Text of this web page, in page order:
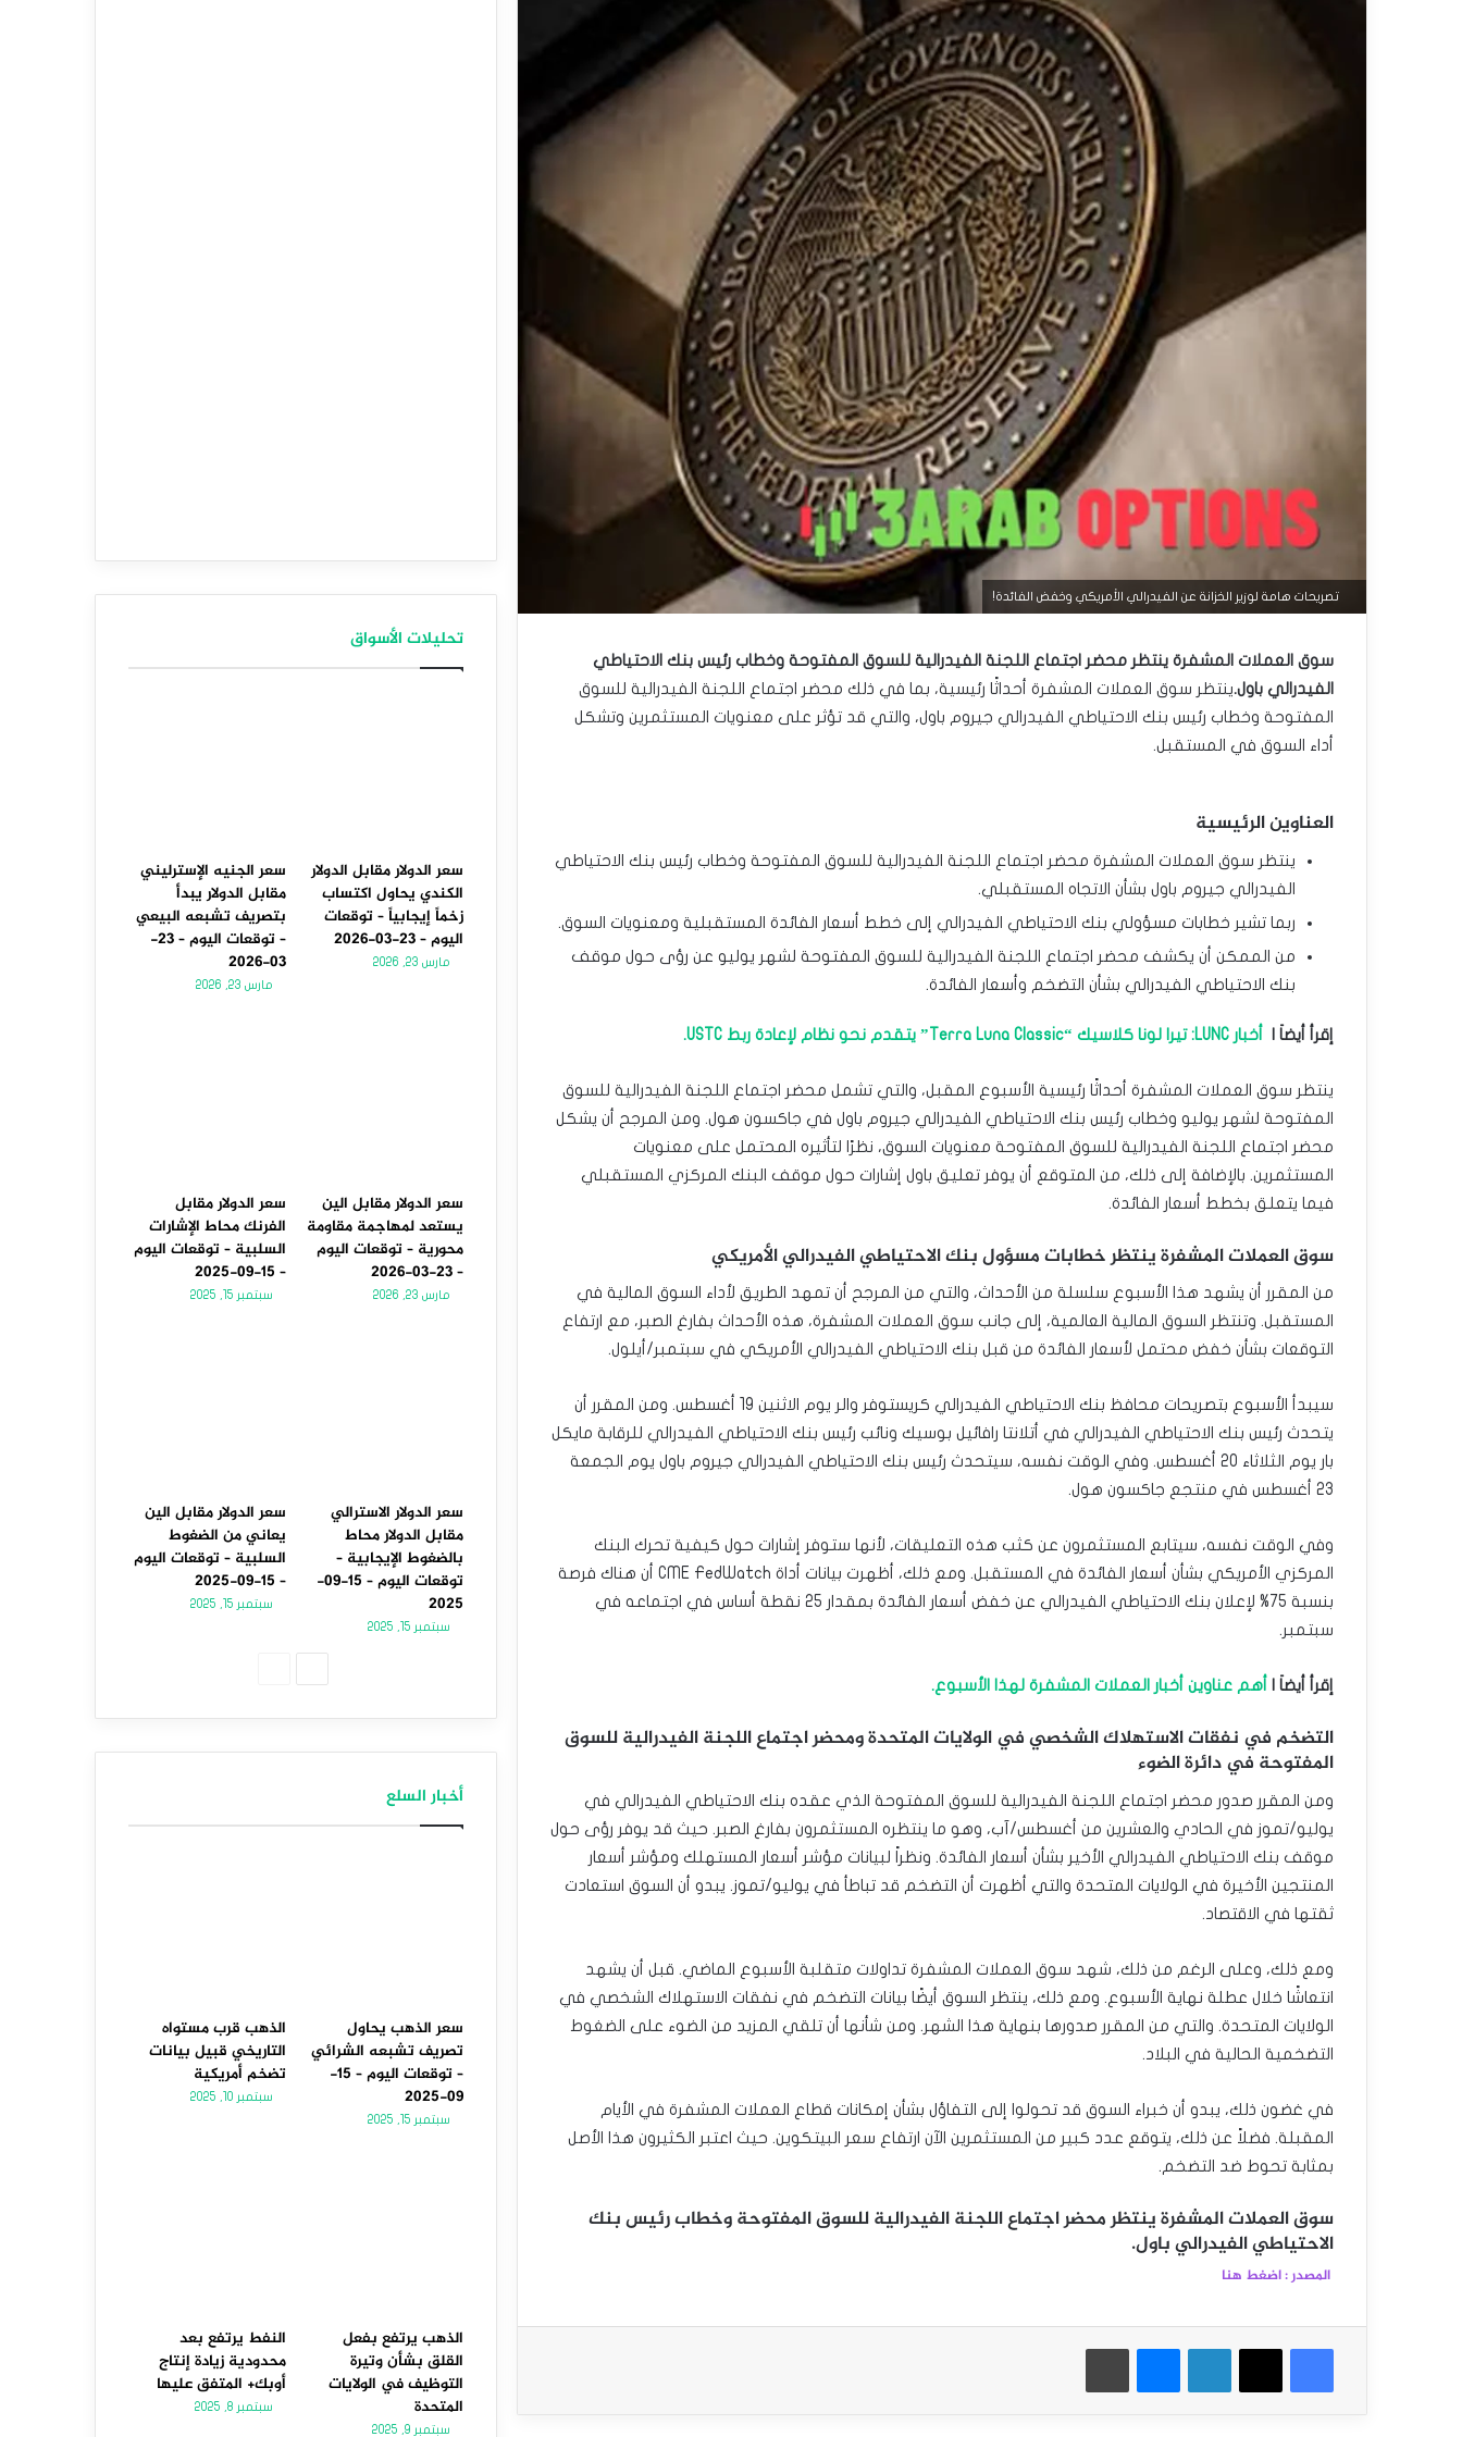
تصريحات هامة لوزير الخزانة عن الفيدرالي الأمريكي وخفض الفائدة!
سوق العملات المشفرة ينتظر محضر اجتماع اللجنة الفيدرالية للسوق المفتوحة وخطاب رئيس بنك الاحتياطي
الفيدرالي باول.ينتظر سوق العملات المشفرة أحداثًا رئيسية، بما في ذلك محضر اجتماع اللجنة الفيدرالية للسوق
المفتوحة وخطاب رئيس بنك الاحتياطي الفيدرالي جيروم باول، والتي قد تؤثر على معنويات المستثمرين وتشكل
أداء السوق في المستقبل.
العناوين الرئيسية
ينتظر سوق العملات المشفرة محضر اجتماع اللجنة الفيدرالية للسوق المفتوحة وخطاب رئيس بنك الاحتياطي
الفيدرالي جيروم باول بشأن الاتجاه المستقبلي.
ربما تشير خطابات مسؤولي بنك الاحتياطي الفيدرالي إلى خطط أسعار الفائدة المستقبلية ومعنويات السوق.
من الممكن أن يكشف محضر اجتماع اللجنة الفيدرالية للسوق المفتوحة لشهر يوليو عن رؤى حول موقف
بنك الاحتياطي الفيدرالي بشأن التضخم وأسعار الفائدة.
إقرأ أيضاَ | أخبار LUNC: تيرا لونا كلاسيك “Terra Luna Classic” يتقدم نحو نظام لإعادة ربط USTC.
ينتظر سوق العملات المشفرة أحداثًا رئيسية الأسبوع المقبل، والتي تشمل محضر اجتماع اللجنة الفيدرالية للسوق
المفتوحة لشهر يوليو وخطاب رئيس بنك الاحتياطي الفيدرالي جيروم باول في جاكسون هول. ومن المرجح أن يشكل
محضر اجتماع اللجنة الفيدرالية للسوق المفتوحة معنويات السوق، نظرًا لتأثيره المحتمل على معنويات
المستثمرين. بالإضافة إلى ذلك، من المتوقع أن يوفر تعليق باول إشارات حول موقف البنك المركزي المستقبلي
فيما يتعلق بخطط أسعار الفائدة.
سوق العملات المشفرة ينتظر خطابات مسؤول بنك الاحتياطي الفيدرالي الأمريكي
من المقرر أن يشهد هذا الأسبوع سلسلة من الأحداث، والتي من المرجح أن تمهد الطريق لأداء السوق المالية في
المستقبل. وتنتظر السوق المالية العالمية، إلى جانب سوق العملات المشفرة، هذه الأحداث بفارغ الصبر، مع ارتفاع
التوقعات بشأن خفض محتمل لأسعار الفائدة من قبل بنك الاحتياطي الفيدرالي الأمريكي في سبتمبر/أيلول.
سيبدأ الأسبوع بتصريحات محافظ بنك الاحتياطي الفيدرالي كريستوفر والر يوم الاثنين 19 أغسطس. ومن المقرر أن
يتحدث رئيس بنك الاحتياطي الفيدرالي في أتلانتا رافائيل بوسيك ونائب رئيس بنك الاحتياطي الفيدرالي للرقابة مايكل
بار يوم الثلاثاء 20 أغسطس. وفي الوقت نفسه، سيتحدث رئيس بنك الاحتياطي الفيدرالي جيروم باول يوم الجمعة
23 أغسطس في منتجع جاكسون هول.
وفي الوقت نفسه، سيتابع المستثمرون عن كثب هذه التعليقات، لأنها ستوفر إشارات حول كيفية تحرك البنك
المركزي الأمريكي بشأن أسعار الفائدة في المستقبل. ومع ذلك، أظهرت بيانات أداة CME FedWatch أن هناك فرصة
بنسبة 75% لإعلان بنك الاحتياطي الفيدرالي عن خفض أسعار الفائدة بمقدار 25 نقطة أساس في اجتماعه في
سبتمبر.
إقرأ أيضاَ | أهم عناوين أخبار العملات المشفرة لهذا الأسبوع.
التضخم في نفقات الاستهلاك الشخصي في الولايات المتحدة ومحضر اجتماع اللجنة الفيدرالية للسوق
المفتوحة في دائرة الضوء
ومن المقرر صدور محضر اجتماع اللجنة الفيدرالية للسوق المفتوحة الذي عقده بنك الاحتياطي الفيدرالي في
يوليو/تموز في الحادي والعشرين من أغسطس/آب، وهو ما ينتظره المستثمرون بفارغ الصبر. حيث قد يوفر رؤى حول
موقف بنك الاحتياطي الفيدرالي الأخير بشأن أسعار الفائدة. ونظراً لبيانات مؤشر أسعار المستهلك ومؤشر أسعار
المنتجين الأخيرة في الولايات المتحدة والتي أظهرت أن التضخم قد تباطأ في يوليو/تموز. يبدو أن السوق استعادت
ثقتها في الاقتصاد.
ومع ذلك، وعلى الرغم من ذلك، شهد سوق العملات المشفرة تداولات متقلبة الأسبوع الماضي. قبل أن يشهد
انتعاشًا خلال عطلة نهاية الأسبوع. ومع ذلك، ينتظر السوق أيضًا بيانات التضخم في نفقات الاستهلاك الشخصي في
الولايات المتحدة. والتي من المقرر صدورها بنهاية هذا الشهر. ومن شأنها أن تلقي المزيد من الضوء على الضغوط
التضخمية الحالية في البلاد.
في غضون ذلك، يبدو أن خبراء السوق قد تحولوا إلى التفاؤل بشأن إمكانات قطاع العملات المشفرة في الأيام
المقبلة. فضلاً عن ذلك، يتوقع عدد كبير من المستثمرين الآن ارتفاع سعر البيتكوين. حيث اعتبر الكثيرون هذا الأصل
بمثابة تحوط ضد التضخم.
سوق العملات المشفرة ينتظر محضر اجتماع اللجنة الفيدرالية للسوق المفتوحة وخطاب رئيس بنك
الاحتياطي الفيدرالي باول.
المصدر : اضغط هنا
فيسبوك
‫X لينكدإن ماسنجر طباعة
اكتساب زخماً إيجابياً – توقعات اليوم – 23-
تحليلات الأسواق
سعر الدولار مقابل الدولار
الكندي يحاول اكتساب
زخماً إيجابياً – توقعات
اليوم – 23-03-2026
مارس 23, 2026
سعر الجنيه الإسترليني
مقابل الدولار يبدأ
بتصريف تشبعه البيعي
– توقعات اليوم – 23-
03-2026
مارس 23, 2026
سعر الدولار مقابل الين
يستعد لمهاجمة مقاومة
محورية – توقعات اليوم
– 23-03-2026
مارس 23, 2026
سعر الدولار مقابل
الفرنك محاط الإشارات
السلبية – توقعات اليوم
– 15-09-2025
سبتمبر 15, 2025
سعر الدولار الاسترالي
مقابل الدولار محاط
بالضغوط الإيجابية –
توقعات اليوم – 15-09-
2025
سبتمبر 15, 2025
سعر الدولار مقابل الين
يعاني من الضغوط
السلبية – توقعات اليوم
– 15-09-2025
سبتمبر 15, 2025
أخبار السلع
سعر الذهب يحاول
تصريف تشبعه الشرائي
– توقعات اليوم – 15-
09-2025
سبتمبر 15, 2025
الذهب قرب مستواه
التاريخي قبيل بيانات
تضخم أمريكية
سبتمبر 10, 2025
الذهب يرتفع بفعل
القلق بشأن وتيرة
التوظيف في الولايات
المتحدة
سبتمبر 9, 2025
النفط يرتفع بعد
محدودية زيادة إنتاج
أوبك+ المتفق عليها
سبتمبر 8, 2025